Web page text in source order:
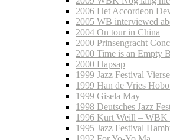
2006 Het Accordeon
2005 WB interviewed
2004 On tour in China
2000 Prinsengracht
2000 Time is an Empty
2000 Hapsap
1999 Jazz Festival
1999 Han de Vries
1999 Gisela May
1998 Deutsches Jazz
1996 Kurt Weill – WBK
1995 Jazz Festival